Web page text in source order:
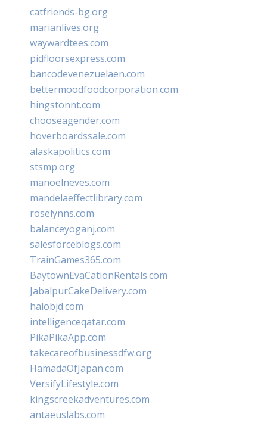
catfriends-bg.org
marianlives.org
waywardtees.com
pidfloorsexpress.com
bancodevenezuelaen.com
bettermoodfoodcorporation.com
hingstonnt.com
chooseagender.com
hoverboardssale.com
alaskapolitics.com
stsmp.org
manoelneves.com
mandelaeffectlibrary.com
roselynns.com
balanceyoganj.com
salesforceblogs.com
TrainGames365.com
BaytownEvaCationRentals.com
JabalpurCakeDelivery.com
halobjd.com
intelligenceqatar.com
PikaPikaApp.com
takecareofbusinessdfw.org
HamadaOfJapan.com
VersifyLifestyle.com
kingscreekadventures.com
antaeuslabs.com